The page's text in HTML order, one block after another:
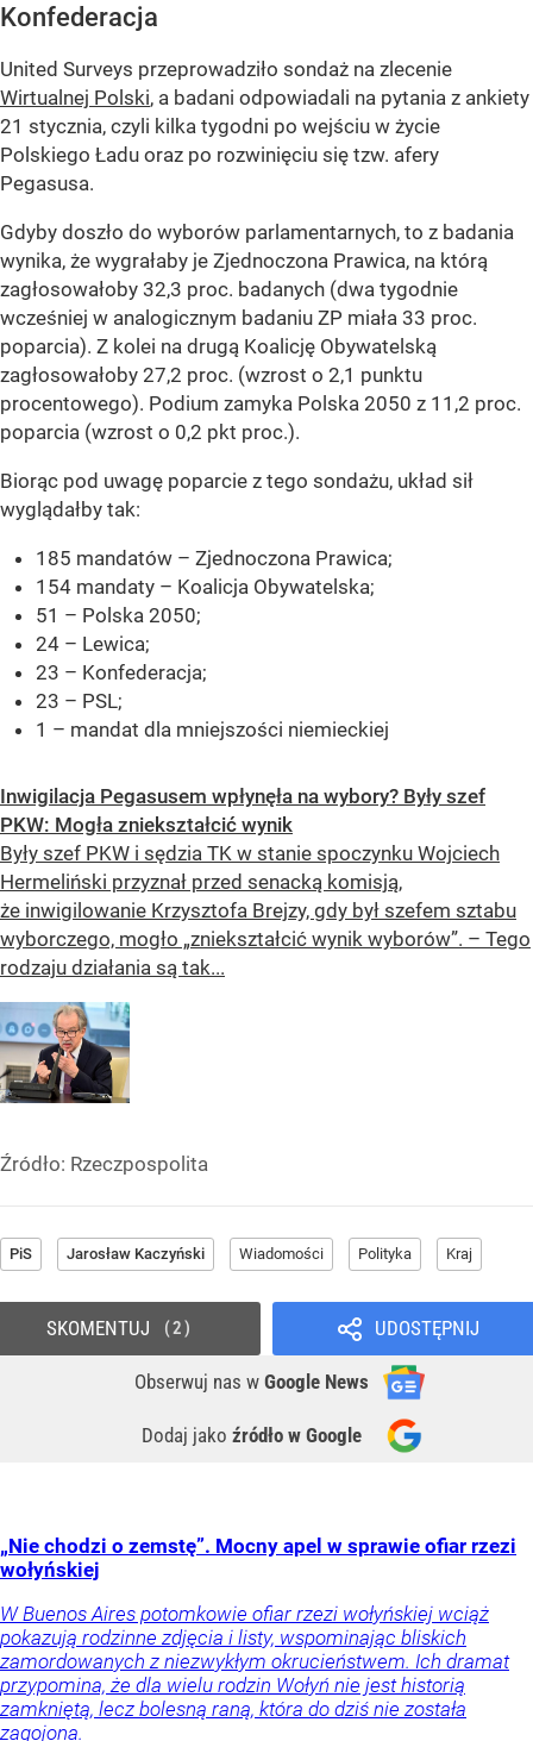
Konfederacja
United Surveys przeprowadziło sondaż na zlecenie
Wirtualnej Polski, a badani odpowiadali na pytania z ankiety
21 stycznia, czyli kilka tygodni po wejściu w życie
Polskiego Ładu oraz po rozwinięciu się tzw. afery
Pegasusa.
Gdyby doszło do wyborów parlamentarnych, to z badania
wynika, że wygrałaby je Zjednoczona Prawica, na którą
zagłosowałoby 32,3 proc. badanych (dwa tygodnie
wcześniej w analogicznym badaniu ZP miała 33 proc.
poparcia). Z kolei na drugą Koalicję Obywatelską
zagłosowałoby 27,2 proc. (wzrost o 2,1 punktu
procentowego). Podium zamyka Polska 2050 z 11,2 proc.
poparcia (wzrost o 0,2 pkt proc.).
Biorąc pod uwagę poparcie z tego sondażu, układ sił
wyglądałby tak:
185 mandatów – Zjednoczona Prawica;
154 mandaty – Koalicja Obywatelska;
51 – Polska 2050;
24 – Lewica;
23 – Konfederacja;
23 – PSL;
1 – mandat dla mniejszości niemieckiej
Inwigilacja Pegasusem wpłynęła na wybory? Były szef
PKW: Mogła zniekształcić wynik
Były szef PKW i sędzia TK w stanie spoczynku Wojciech
Hermeliński przyznał przed senacką komisją,
że inwigilowanie Krzysztofa Brejzy, gdy był szefem sztabu
wyborczego, mogło „zniekształcić wynik wyborów”. – Tego
rodzaju działania są tak...
Źródło: Rzeczpospolita
PiS Jarosław Kaczyński Wiadomości Polityka Kraj
UDOSTĘPNIJ
Obserwuj nas w Google News
Dodaj jako źródło w Google
SKOMENTUJ 2
„Nie chodzi o zemstę”. Mocny apel w sprawie ofiar rzezi
wołyńskiej
W Buenos Aires potomkowie ofiar rzezi wołyńskiej wciąż
pokazują rodzinne zdjęcia i listy, wspominając bliskich
zamordowanych z niezwykłym okrucieństwem. Ich dramat
przypomina, że dla wielu rodzin Wołyń nie jest historią
zamkniętą, lecz bolesną raną, która do dziś nie została
zagojona.